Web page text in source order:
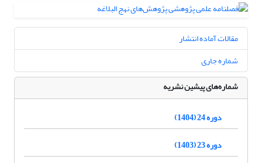
مقالات آماده انتشار
شماره جاری
شماره‌های پیشین نشریه
دوره 24 (1404)
دوره 23 (1403)